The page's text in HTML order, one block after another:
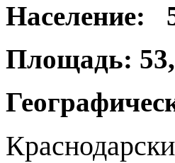
Население:
Площадь: